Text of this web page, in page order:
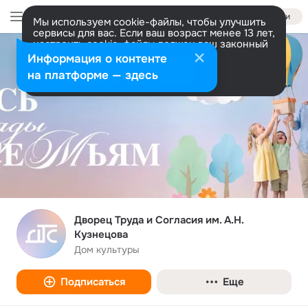
Войти
Мы используем cookie-файлы, чтобы улучшить
сервисы для вас. Если ваш возраст менее 13 лет,
настроить cookie-файлы должен ваш законный
представитель. Больше информации
Разрешить все Настроить
Дворец Труда и Согласия им. А.Н.
Кузнецова
Дом культуры
Подписаться Еще
Информация о контенте
на платформе — здесь